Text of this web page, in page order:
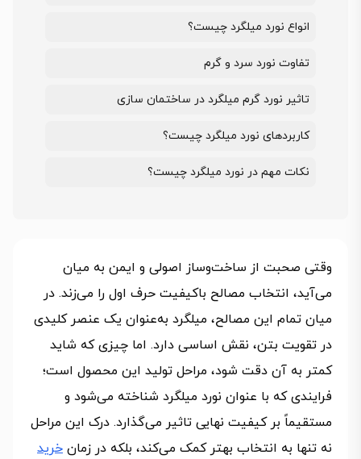
انواع نورد میلگرد چیست؟
تفاوت نورد سرد و گرم
تاثیر نورد گرم میلگرد در ساختمان سازی
کاربردهای نورد میلگرد چیست؟
نکات مهم در نورد میلگرد چیست؟
وقتی صحبت از ساخت‌وساز اصولی و ایمن به میان
می‌آید، انتخاب مصالح باکیفیت حرف اول را می‌زند. در
میان تمام این مصالح، میلگرد به‌عنوان یک عنصر کلیدی
در تقویت بتن، نقش اساسی دارد. اما چیزی که شاید
کمتر به آن دقت شود، مراحل تولید این محصول است؛
فرایندی که با عنوان نورد میلگرد شناخته می‌شود و
مستقیماً بر کیفیت نهایی تاثیر می‌گذارد. درک این مراحل
نه تنها به انتخاب بهتر کمک می‌کند، بلکه در زمان خرید